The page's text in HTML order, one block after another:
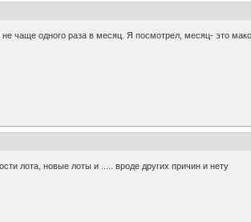
не чаще одного раза в месяц. Я посмотрел, месяц- это
лота, новые лоты и ..... вроде других причин и нету